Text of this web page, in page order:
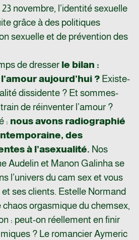
novembre, l’identité sexuelle
grâce à des politiques
sexuelle et de prévention des
de dresser le bilan :
aujourd’hui ? Existe-
dissidente ? Et sommes-
de réinventer l’amour ?
: nous avons radiographié
des
à l’asexualité. Nos
Audelin et Manon Galinha se
l’univers du cam sex et vous
ses clients. Estelle Normand
chaos orgasmique du chemsex,
: peut-on réellement en finir
? Le romancier Aymeric